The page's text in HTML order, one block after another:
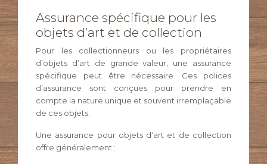
Assurance spécifique pour les
objets d’art et de collection
Pour les collectionneurs ou les propriétaires
d’objets d’art de grande valeur, une assurance
spécifique peut être nécessaire. Ces polices
d’assurance sont conçues pour prendre en
compte la nature unique et souvent irremplaçable
de ces objets.
Une assurance pour objets d’art et de collection
offre généralement :